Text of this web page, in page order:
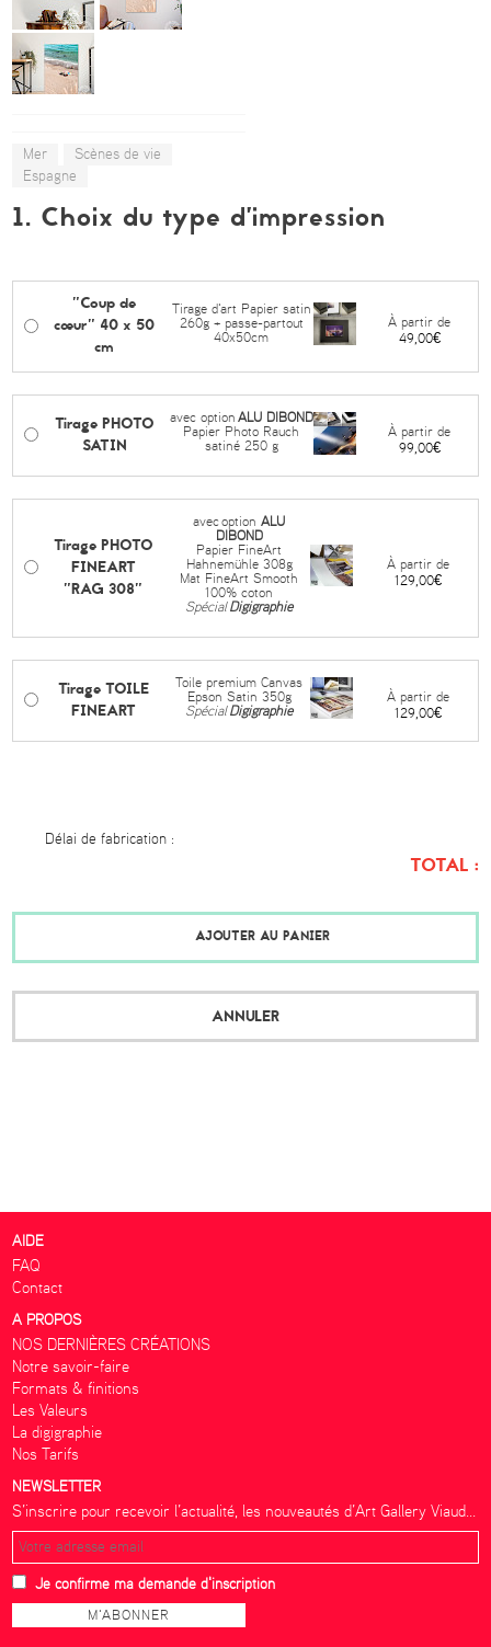
Mer
Scènes de vie
Espagne
1. Choix du type d’impression
"Coup de
cœur" 40 x 50
cm
Tirage d'art Papier satin
260g + passe-partout
40x50cm
À partir de
49,00€
Tirage PHOTO
SATIN
avec option ALU DIBOND
Papier Photo Rauch
satiné 250 g
À partir de
99,00€
Tirage PHOTO
FINEART
"RAG 308"
avecoptionALU
DIBOND
Papier FineArt
Hahnemühle 308g
Mat FineArt Smooth
100% coton
SpécialDigigraphie
À partir de
129,00€
Tirage TOILE
FINEART
Toile premium Canvas
Epson Satin 350g
SpécialDigigraphie
À partir de
129,00€
Délai de fabrication :
TOTAL :
ANNULER
AJOUTER AU PANIER
AIDE
FAQ
Contact
A PROPOS
NOS DERNIÈRES CRÉATIONS
Notre savoir-faire
Formats & finitions
Les Valeurs
La digigraphie
Nos Tarifs
NEWSLETTER
S’inscrire pour recevoir l’actualité, les nouveautés d’Art Gallery Viaud...
Je confirme ma demande d'inscription